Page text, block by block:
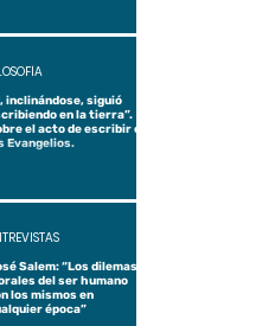
inclinándose, siguió
en la tierra”.
el acto de escribir en
Evangelios.
Salem: “Los dilemas
del ser humano
los mismos en
época”